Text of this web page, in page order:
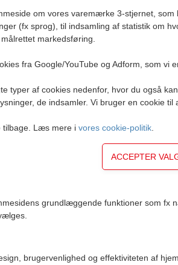
KØDPØLSE
STYK
SNACKS
om vores varemærke 3-stjernet, som
(fx sprog), til indsamling af statistik om
markedsføring.
fra Google/YouTube og Adform, som vi
typer af cookies nedenfor, hvor du også
de indsamler. Vi bruger en cookie til
tilbage. Læs mere i vores cookie-politik
grundlæggende funktioner som fx
brugervenlighed og effektiviteten af